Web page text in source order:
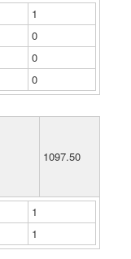
1
0
0
0
1097.50
1
1